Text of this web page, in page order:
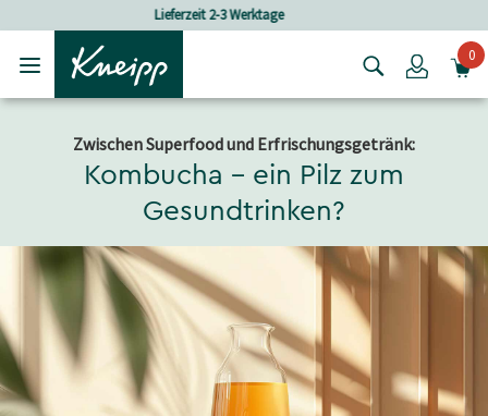
Skip to main content
Skip to footer contentVersandkostenfrei ab 80 CHF Bestellwert
Login0
Zwischen Superfood und Erfrischungsgetränk:
Kombucha – ein Pilz zum
Gesundtrinken?